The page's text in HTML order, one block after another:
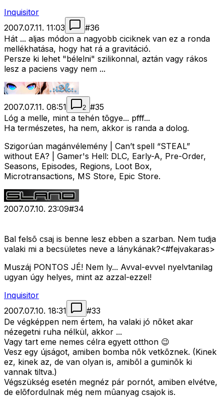
Inquisitor
2007.07.11. 11:03
#36
Hát ... aljas módon a nagyobb ciciknek van ez a ronda
mellékhatása, hogy hat rá a gravitáció.
Persze ki lehet "bélelni" szilikonnal, aztán vagy rákos
lesz a paciens vagy nem ...
2007.07.11. 08:51 2 #35
Lóg a melle, mint a tehén tõgye... pfff...
Ha természetes, ha nem, akkor is randa a dolog.
Szigorúan magánvélemény | Can’t spell “STEAL”
without EA? | Gamer's Hell: DLC, Early-A, Pre-Order,
Seasons, Episodes, Regions, Loot Box,
Microtransactions, MS Store, Epic Store.
2007.07.10. 23:09#34
Bal felsõ csaj is benne lesz ebben a szarban. Nem tudja
valaki mi a becsületes neve a lánykának?<#fejvakaras>
Muszáj PONTOS JÉ! Nem ly... Avval-evvel nyelvtanilag
ugyan úgy helyes, mint az azzal-ezzel!
Inquisitor
2007.07.10. 18:31
#33
De végképpen nem értem, ha valaki jó nõket akar
nézegetni ruha nélkül, akkor ...
Vagy tart eme nemes célra egyett otthon 😉
Vesz egy újságot, amiben bomba nõk vetkõznek. (Kinek
ez, kinek az, de van olyan is, amibõl a guminõk ki
vannak tiltva.)
Végszükség esetén megnéz pár pornót, amiben elvétve,
de elõfordulnak még nem mûanyag csajok is.